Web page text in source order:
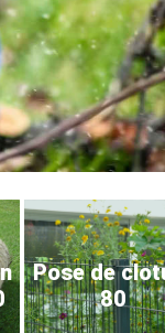
Pose de
80